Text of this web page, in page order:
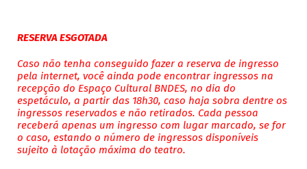
RESERVA ESGOTADA
Caso não tenha conseguido fazer a reserva de ingresso
pela internet, você ainda pode encontrar ingressos na
recepção do Espaço Cultural BNDES, no dia do
espetáculo, a partir das 18h30, caso haja sobra dentre os
ingressos reservados e não retirados. Cada pessoa
receberá apenas um ingresso com lugar marcado, se for
o caso, estando o número de ingressos disponíveis
sujeito à lotação máxima do teatro.